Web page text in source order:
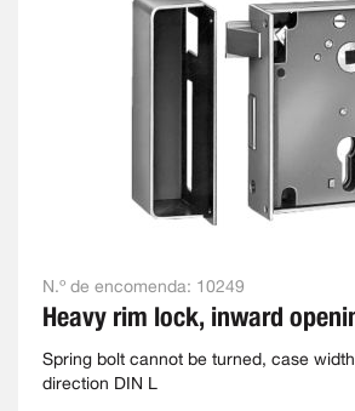
N.º de encomenda: 10249
Heavy rim lock, inward
Spring bolt cannot be turned, case
direction DIN L